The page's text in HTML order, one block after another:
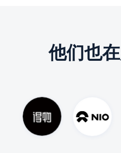
他们也